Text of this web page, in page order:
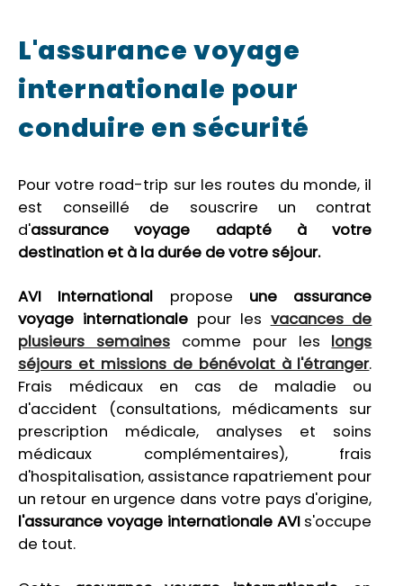
L'assurance voyage
internationale pour
conduire en sécurité
Pour votre road-trip sur les routes du monde, il
est conseillé de souscrire un contrat
d'assurance voyage adapté à votre
destination et à la durée de votre séjour.
AVI International propose une assurance
voyage internationale pour les vacances de
plusieurs semaines comme pour les longs
séjours et missions de bénévolat à l'étranger.
Frais médicaux en cas de maladie ou
d'accident (consultations, médicaments sur
prescription médicale, analyses et soins
médicaux complémentaires), frais
d'hospitalisation, assistance rapatriement pour
un retour en urgence dans votre pays d'origine,
l'assurance voyage internationale AVIs'occupe
de tout.